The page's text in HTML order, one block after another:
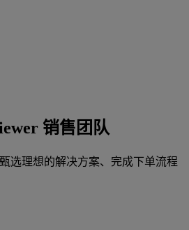
销售团队
选理想的解决方案、完成下单流程